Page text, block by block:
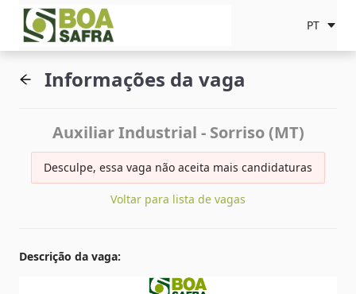
PT
Informações da vaga
Auxiliar Industrial - Sorriso (MT)
Desculpe, essa vaga não aceita mais candidaturas
Voltar para lista de vagas
Descrição da vaga: